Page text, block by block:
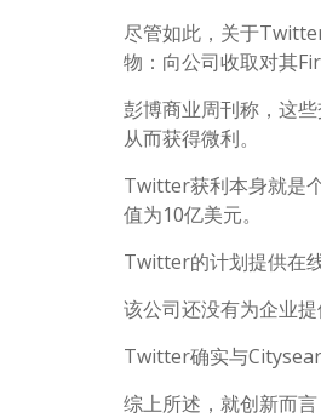
尽管如此，关于
物：向公司收取对其
彭博商业周刊称，这
从而获得微利。
Twitter获利本身就是
值为10亿美元。
Twitter的计划提供在
该公司还没有为企业
Twitter确实与
综上所述，就创新而